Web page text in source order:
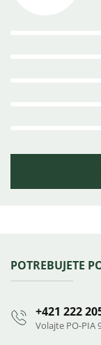
POTREBUJETE
+421 222
Volajte PO-PIA